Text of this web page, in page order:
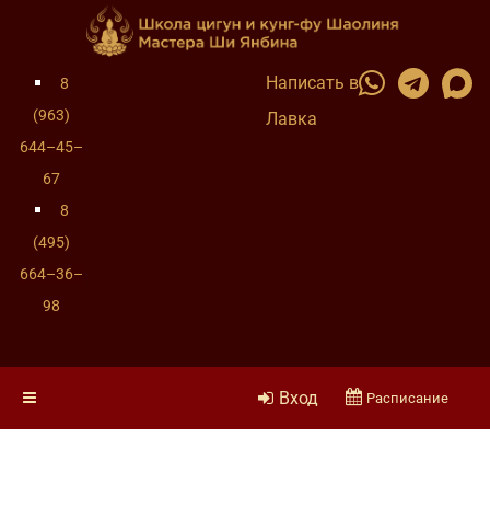
8
(963)
644–45–
67
8
(495)
664–36–
98
Написать в
Лавка
Вход Расписание